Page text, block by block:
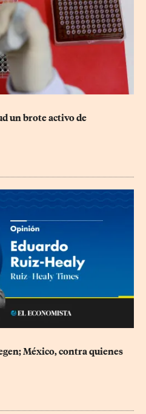
un brote activo de
México, contra quienes